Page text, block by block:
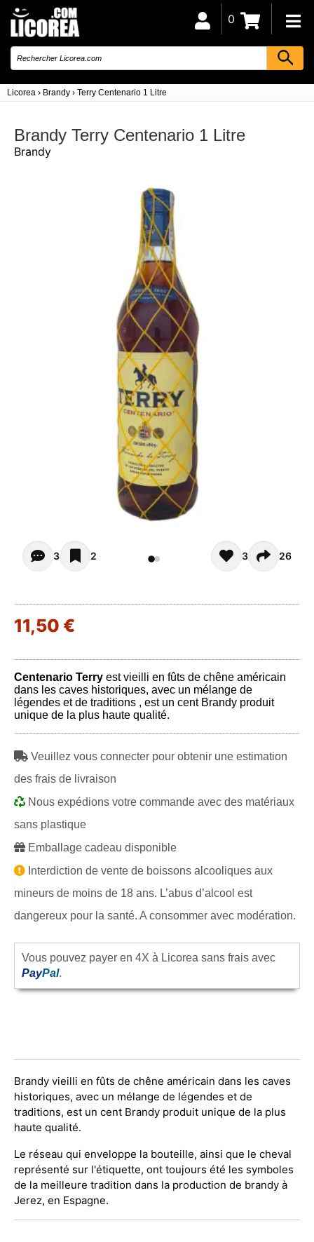
Licorea › Brandy › Terry Centenario 1 Litre
0
Brandy Terry Centenario 1 Litre
Brandy
Opiniones (3)
3 2 3 26
11,50 €
Centenario Terry est vieilli en fûts de chêne américain
dans les caves historiques, avec un mélange de
légendes et de traditions , est un cent Brandy produit
unique de la plus haute qualité.
Veuillez vous connecter pour obtenir une estimation
des frais de livraison
Nous expédions votre commande avec des matériaux
sans plastique
Emballage cadeau disponible
Interdiction de vente de boissons alcooliques aux
mineurs de moins de 18 ans. L’abus d’alcool est
dangereux pour la santé. A consommer avec modération.
Vous pouvez payer en 4X à Licorea sans frais avec
PayPal.
Brandy vieilli en fûts de chêne américain dans les caves
historiques, avec un mélange de légendes et de
traditions, est un cent Brandy produit unique de la plus
haute qualité.
Le réseau qui enveloppe la bouteille, ainsi que le cheval
représenté sur l'étiquette, ont toujours été les symboles
de la meilleure tradition dans la production de brandy à
Jerez, en Espagne.